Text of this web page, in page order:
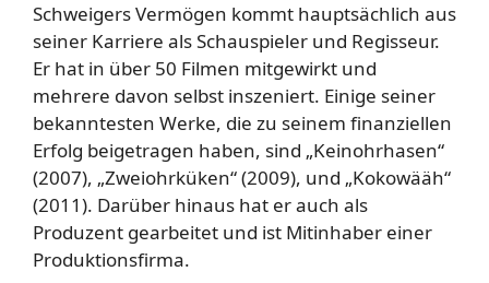
Schweigers Vermögen kommt hauptsächlich aus
seiner Karriere als Schauspieler und Regisseur.
Er hat in über 50 Filmen mitgewirkt und
mehrere davon selbst inszeniert. Einige seiner
bekanntesten Werke, die zu seinem finanziellen
Erfolg beigetragen haben, sind „Keinohrhasen“
(2007), „Zweiohrküken“ (2009), und „Kokowääh“
(2011). Darüber hinaus hat er auch als
Produzent gearbeitet und ist Mitinhaber einer
Produktionsfirma.